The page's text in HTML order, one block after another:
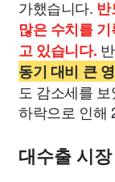
가했습니다.
많은 수치를
고 있습니다.
동기 대비 큰
도 감소세를
하락으로 인해
대수출 시